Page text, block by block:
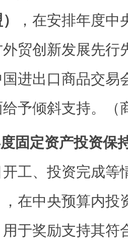
，在安排年度
贸创新发展先行
进出口商品交易
予倾斜支持。（
固定资产投资保
工、投资完成等
在中央预算内投
于奖励支持其符